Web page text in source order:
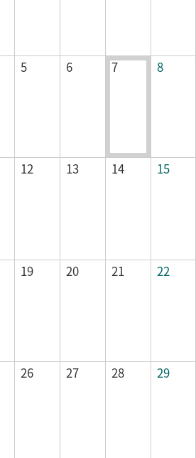
5 6 7 8
12 13 14 15
19 20 21 22
26 27 28 29